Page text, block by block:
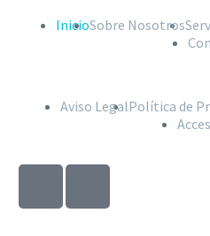
InicioSobre Nosotros
Aviso LegalPolítica de